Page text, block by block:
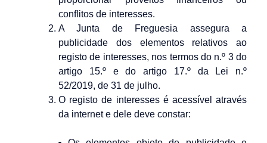
conflitos de interesses.
A Junta de Freguesia assegura a
publicidade dos elementos relativos ao
registo de interesses, nos termos do n.º 3 do
artigo 15.º e do artigo 17.º da Lei n.º
52/2019, de 31 de julho.
O registo de interesses é acessível através
da internet e dele deve constar: